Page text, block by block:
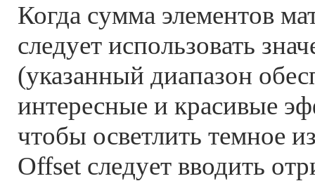
Когда сумма элементов
следует использовать
(указанный диапазон
интересные и красивые
чтобы осветлить темное
Offset следует вводить